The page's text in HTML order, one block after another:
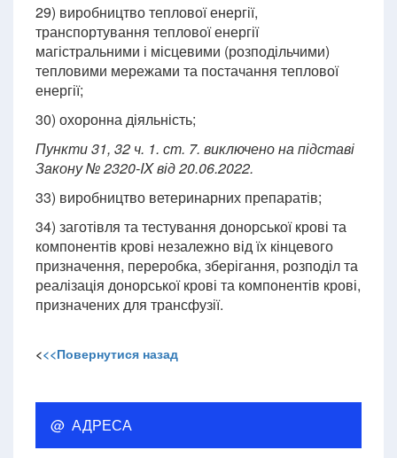
29) виробництво теплової енергії,
транспортування теплової енергії
магістральними і місцевими (розподільчими)
тепловими мережами та постачання теплової
енергії;
30) охоронна діяльність;
Пункти 31, 32 ч. 1. ст. 7. виключено на підставі
Закону № 2320-IX від 20.06.2022.
33) виробництво ветеринарних препаратів;
34) заготівля та тестування донорської крові та
компонентів крові незалежно від їх кінцевого
призначення, переробка, зберігання, розподіл та
реалізація донорської крові та компонентів крові,
призначених для трансфузії.
<<<Повернутися назад
@ АДРЕСА